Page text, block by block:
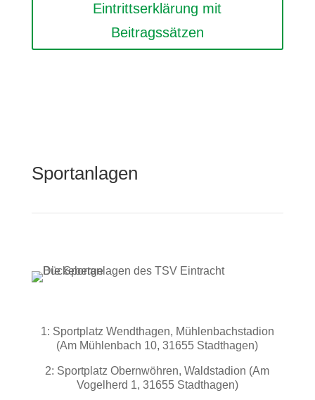
Eintrittserklärung mit
Beitragssätzen
Sportanlagen
1: Sportplatz Wendthagen, Mühlenbachstadion
(Am Mühlenbach 10, 31655 Stadthagen)
2: Sportplatz Obernwöhren, Waldstadion (Am
Vogelherd 1, 31655 Stadthagen)